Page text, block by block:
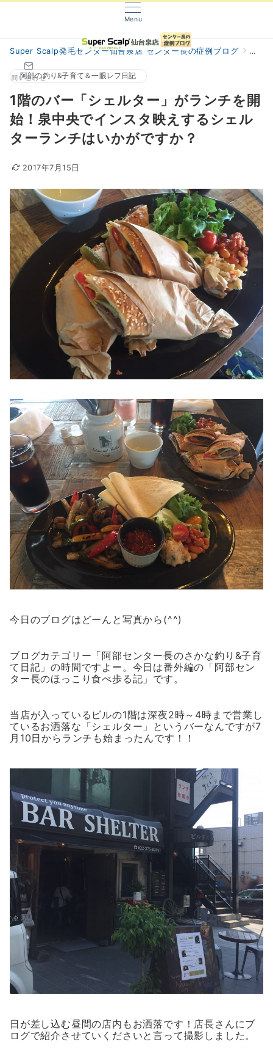
Menu
問い合わせ
Super Scalp発毛センター仙台泉店 センター長の症例ブログ 阿部
阿部の釣り&子育て＆一眼レフ日記
1階のバー「シェルター」がランチを開
始！泉中央でインスタ映えするシェル
ターランチはいかがですか？
2017年7月15日
今日のブログはどーんと写真から(^^)
ブログカテゴリー「阿部センター長のさかな釣り&子育
て日記」の時間ですよー。今日は番外編の「阿部セン
ター長のほっこり食べ歩る記」です。
当店が入っているビルの1階は深夜2時～4時まで営業し
ているお洒落な「シェルター」というバーなんですが7
月10日からランチも始まったんです！！
日が差し込む昼間の店内もお洒落です！店長さんにブ
ログで紹介させていくださいと言って撮影しました。